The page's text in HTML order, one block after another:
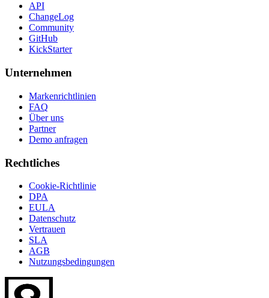
API
ChangeLog
Community
GitHub
KickStarter
Unternehmen
Markenrichtlinien
FAQ
Über uns
Partner
Demo anfragen
Rechtliches
Cookie-Richtlinie
DPA
EULA
Datenschutz
Vertrauen
SLA
AGB
Nutzungsbedingungen